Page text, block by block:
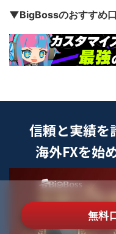
▼BigBossのおすすめ
信頼と実績を
海外FXを始
無料